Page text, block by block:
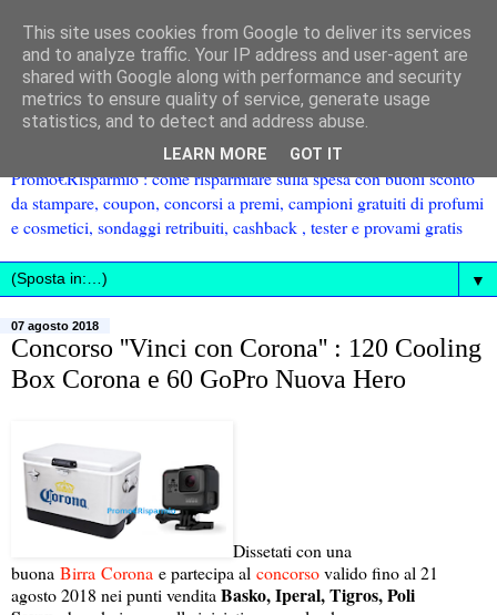
Promo€Risparmio : come risparmiare sulla spesa con buoni sconto
da stampare, coupon, concorsi a premi, campioni gratuiti di profumi
e cosmetici, sondaggi retribuiti, cashback , tester e provami gratis
▼
07 agosto 2018
Concorso ''Vinci con Corona'' : 120 Cooling
Box Corona e 60 GoPro Nuova Hero
Dissetati con una
buona Birra Corona e partecipa al concorsovalido fino al 21
agosto 2018 nei punti vendita Basko, Iperal, Tigros, Poli
This site uses cookies from Google to deliver its services
and to analyze traffic. Your IP address and user-agent are
shared with Google along with performance and security
metrics to ensure quality of service, generate usage
statistics, and to detect and address abuse.
LEARN MORE GOT IT